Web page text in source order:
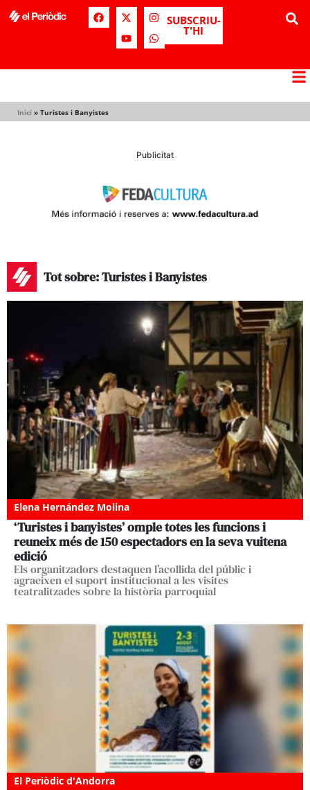
SUBSCRIU-
T'HI
Inici » Turistes i Banyistes
Publicitat
Tot sobre: Turistes i Banyistes
Elena Hernández Molina
‘Turistes i banyistes’ omple totes les funcions i
reuneix més de 150 espectadors en la seva vuitena
edició
Els organitzadors destaquen l’acollida del públic i
agraeixen el suport institucional a les visites
teatralitzades sobre la història parroquial
El Periòdic d'Andorra